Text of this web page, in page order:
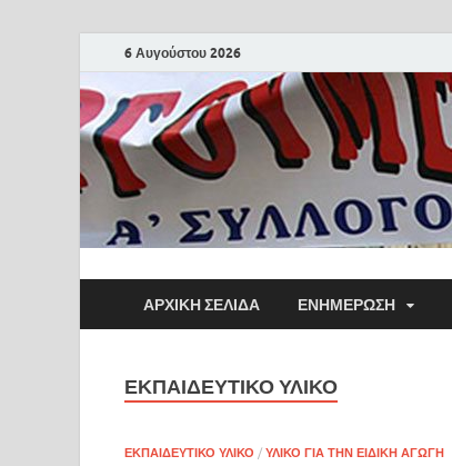
6 Αυγούστου 2026
ΑΡΧΙΚΗ ΣΕΛΙΔΑ ΕΝΗΜΕΡΩΣΗ
ΕΚΠΑΙΔΕΥΤΙΚΌ ΥΛΙΚΌ
ΕΚΠΑΙΔΕΥΤΙΚΌ ΥΛΙΚΌ / ΥΛΙΚΌ ΓΙΑ ΤΗΝ ΕΙΔΙΚΉ ΑΓΩΓΉ